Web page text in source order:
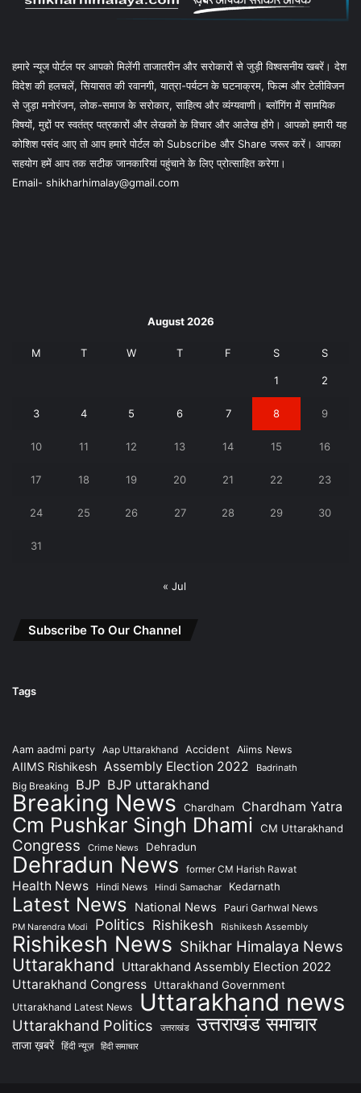
हमारे न्यूज पोर्टल पर आपको मिलेंगी ताजातरीन और सरोकारों से जुड़ी विश्वसनीय खबरें। देश
विदेश की हलचलें, सियासत की रवानगी, यात्रा-पर्यटन के घटनाक्रम, फिल्म और टेलीविजन
से जुड़ा मनोरंजन, लोक-समाज के सरोकार, साहित्य और व्यंग्यवाणी। ब्लॉगिंग में सामयिक
विषयों, मुद्दों पर स्वतंत्र पत्रकारों और लेखकों के विचार और आलेख होंगे। आपको हमारी यह
कोशिश पसंद आए तो आप हमारे पोर्टल को Subscribe और Share जरूर करें। आपका
सहयोग हमें आप तक सटीक जानकारियां पहुंचाने के लिए प्रोत्साहित करेगा।
Email- shikharhimalay@gmail.com
August 2026
M T W T F S S
1 2
3 4 5 6 7 8 9
10 11 12 13 14 15 16
17 18 19 20 21 22 23
24 25 26 27 28 29 30
31
« Jul
Subscribe To Our Channel
Tags
Aam aadmi party Aap Uttarakhand Accident Aiims News
AIIMS Rishikesh Assembly Election 2022 Badrinath
Big Breaking BJP BJP uttarakhand
Breaking News Chardham Chardham Yatra
Cm Pushkar Singh Dhami CM Uttarakhand
Congress Crime News Dehradun
Dehradun News former CM Harish Rawat
Health News Hindi News Hindi Samachar Kedarnath
Latest News National News Pauri Garhwal News
PM Narendra Modi Politics Rishikesh Rishikesh Assembly
Rishikesh News Shikhar Himalaya News
Uttarakhand Uttarakhand Assembly Election 2022
Uttarakhand Congress
Uttarakhand Government
Uttarakhand Latest News Uttarakhand news
Uttarakhand Politics उत्तराखंड उत्तराखंड समाचार
ताजा ख़बरें हिंदी न्यूज़ हिंदी समाचार